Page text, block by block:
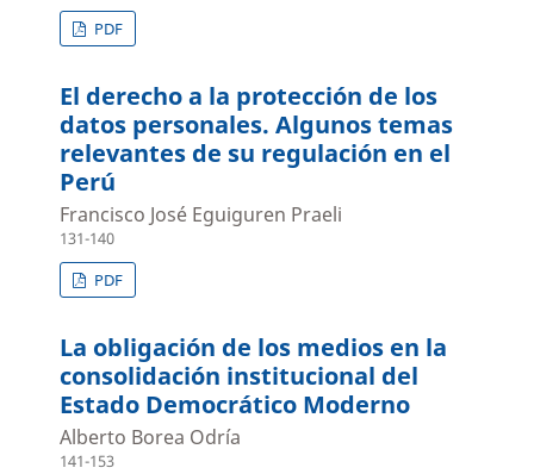
PDF
El derecho a la protección de los
datos personales. Algunos temas
relevantes de su regulación en el
Perú
Francisco José Eguiguren Praeli
131-140
PDF
La obligación de los medios en la
consolidación institucional del
Estado Democrático Moderno
Alberto Borea Odría
141-153